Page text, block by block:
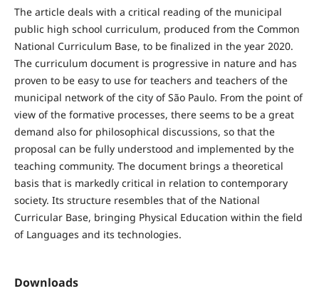
The article deals with a critical reading of the municipal
public high school curriculum, produced from the Common
National Curriculum Base, to be finalized in the year 2020.
The curriculum document is progressive in nature and has
proven to be easy to use for teachers and teachers of the
municipal network of the city of São Paulo. From the point of
view of the formative processes, there seems to be a great
demand also for philosophical discussions, so that the
proposal can be fully understood and implemented by the
teaching community. The document brings a theoretical
basis that is markedly critical in relation to contemporary
society. Its structure resembles that of the National
Curricular Base, bringing Physical Education within the field
of Languages and its technologies.
Downloads